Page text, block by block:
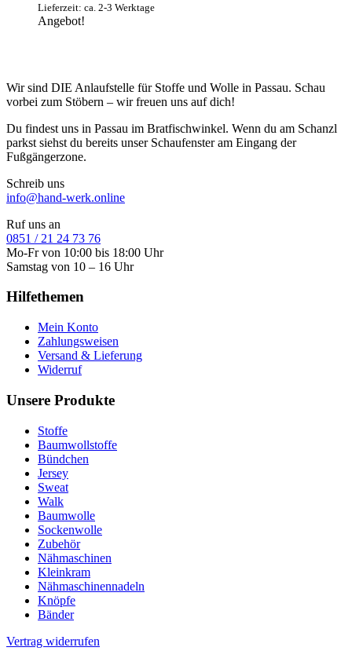
Lieferzeit: ca. 2-3 Werktage
Angebot!
Wir sind DIE Anlaufstelle für Stoffe und Wolle in Passau. Schau
vorbei zum Stöbern – wir freuen uns auf dich!
Du findest uns in Passau im Bratfischwinkel. Wenn du am Schanzl
parkst siehst du bereits unser Schaufenster am Eingang der
Fußgängerzone.
Schreib uns
info@hand-werk.online
Ruf uns an
0851 / 21 24 73 76
Mo-Fr von 10:00 bis 18:00 Uhr
Samstag von 10 – 16 Uhr
Hilfethemen
Mein Konto
Zahlungsweisen
Versand & Lieferung
Widerruf
Unsere Produkte
Stoffe
Baumwollstoffe
Bündchen
Jersey
Sweat
Walk
Baumwolle
Sockenwolle
Zubehör
Nähmaschinen
Kleinkram
Nähmaschinennadeln
Knöpfe
Bänder
Vertrag widerrufen